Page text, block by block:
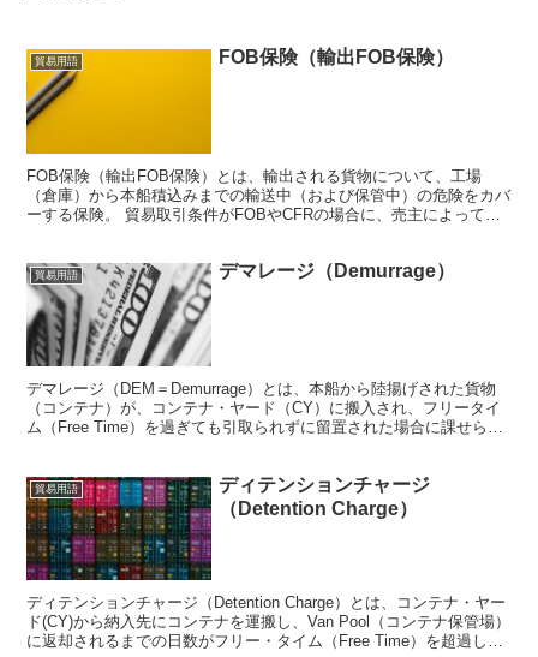
貿易用語 FOB保険（輸出FOB保険）
FOB保険（輸出FOB保険）とは、輸出される貨物について、工場
（倉庫）から本船積込みまでの輸送中（および保管中）の危険をカバ
ーする保険。 貿易取引条件がFOBやCFRの場合に、売主によって手
貿易用語 デマレージ（Demurrage）
デマレージ（DEM＝Demurrage）とは、本船から陸揚げされた貨物
（コンテナ）が、コンテナ・ヤード（CY）に搬入され、フリータイ
ム（Free Time）を過ぎても引取られずに留置された場合に課せられ
貿易用語
ディテンションチャージ
（Detention Charge）
ディテンションチャージ（Detention Charge）とは、コンテナ・ヤー
ド(CY)から納入先にコンテナを運搬し、Van Pool（コンテナ保管場）
に返却されるまでの日数がフリー・タイム（Free Time）を超過した